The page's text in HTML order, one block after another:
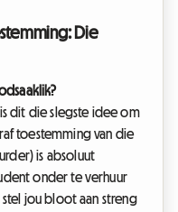
Die
dit die slegste idee om
toestemming van die
is absoluut
onder te verhuur
jou bloot aan streng